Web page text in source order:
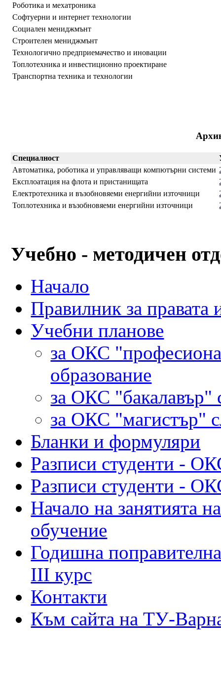
Роботика и мехатроника
Софтуерни и интернет технологии
Социален мениджмънт
Строителен мениджмънт
Технологично предприемачество и иновации
Топлотехника и инвестиционно проектиране
Транспортна техника и технологии
Специалност
Автоматика, роботика и управляващи компютърни системи
Експлоатация на флота и пристанищата
Електротехника и възобновяеми енергийни източници
Топлотехника и възобновяеми енергийни източници
Учебно - методичен
Начало
Правилник за правата
Учебни планове
за ОКС
образование
за ОКС "бакалавър"
за ОКС "магистър"
Бланки и формуляри
Разписи студенти -
Разписи студенти -
Начало на занятията
обучение
Годишна
III курс
Контакти
Към сайта на ТУ-